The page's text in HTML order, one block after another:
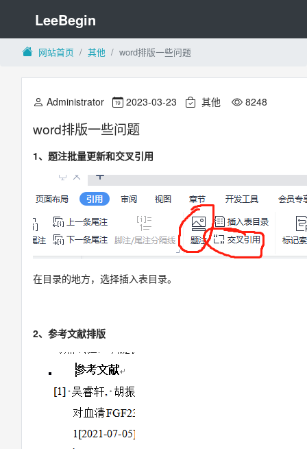
LeeBegin
网站首页 其他 word排版一些问题
Administrator 2023-03-23 其他 8248
word排版一些问题
1、题注批量更新和交叉引用
在目录的地方，选择插入表目录。
2、参考文献排版